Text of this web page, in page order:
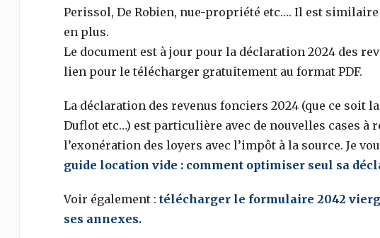
Perissol, De Robien, nue-propriété etc…. Il est similaire
en plus.
Le document est à jour pour la déclaration 2024 des
lien pour le télécharger gratuitement au format PDF.
La déclaration des revenus fonciers 2024 (que ce soit
Duflot etc…) est particulière avec de nouvelles cases à
l’exonération des loyers avec l’impôt à la source. Je
guide location vide : comment optimiser seul sa
Voir également : télécharger le formulaire 2042
ses annexes.